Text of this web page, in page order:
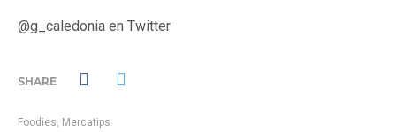
@g_caledonia en Twitter
SHARE
Foodies, Mercatips